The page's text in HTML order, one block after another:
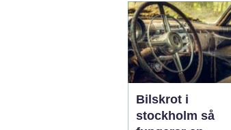
Bilskrot i
stockholm så